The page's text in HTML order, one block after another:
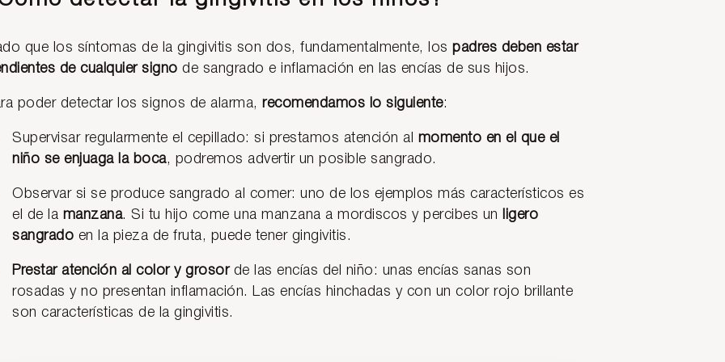
que los síntomas de la gingivitis son dos, fundamentalmente, los padres deben estar
de cualquier signo de sangrado e inflamación en las encías de sus hijos.
poder detectar los signos de alarma, recomendamos lo siguiente:
Supervisar regularmente el cepillado: si prestamos atención al momento en el que el
niño se enjuaga la boca, podremos advertir un posible sangrado.
Observar si se produce sangrado al comer: uno de los ejemplos más característicos es
el de la manzana. Si tu hijo come una manzana a mordiscos y percibes un
ligero
sangrado en la pieza de fruta, puede tener gingivitis.
Prestar atención al color y grosorde las encías del niño: unas encías sanas son
rosadas y no presentan inflamación. Las encías hinchadas y con un color rojo brillante
son características de la gingivitis.